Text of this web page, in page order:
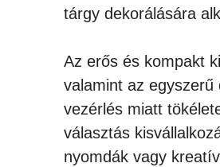
tárgy dekorálására
Az erős és kompakt
valamint az egyszerű
vezérlés miatt
választás
nyomdák vagy